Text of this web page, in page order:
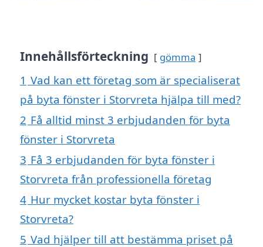
Innehållsförteckning gömma
1 Vad kan ett företag som är specialiserat
på byta fönster i Storvreta hjälpa till med?
2 Få alltid minst 3 erbjudanden för byta
fönster i Storvreta
3 Få 3 erbjudanden för byta fönster i
Storvreta från professionella företag
4 Hur mycket kostar byta fönster i
Storvreta?
5 Vad hjälper till att bestämma priset på